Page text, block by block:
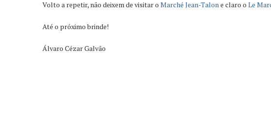
Volto a repetir, não deixem de visitar o Marché Jean-Talone claro o Le
Até o próximo brinde!
Álvaro Cézar Galvão